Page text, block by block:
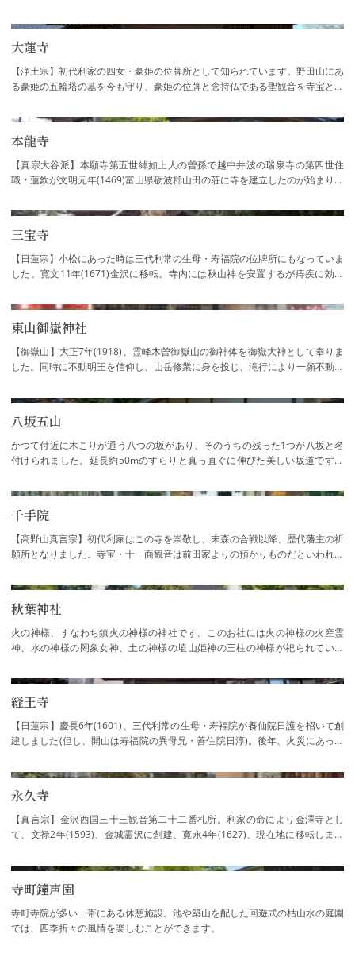
大蓮寺
【浄土宗】初代利家の四女・豪姫の位牌所として知られています。野田山にあ
る豪姫の五輪塔の墓を今も守り、豪姫の位牌と念持仏である聖観音を寺宝とし
本龍寺
【真宗大谷派】本願寺第五世綽如上人の曽孫で越中井波の瑞泉寺の第四世住
職・蓮欽が文明元年(1469)富山県砺波郡山田の荘に寺を建立したのが始まりで
三宝寺
【日蓮宗】小松にあった時は三代利常の生母・寿福院の位牌所にもなっていま
した。寛文11年(1671)金沢に移転。寺内には秋山神を安置するが痔疾に効験
東山御嶽神社
【御嶽山】大正7年(1918)、霊峰木曽御嶽山の御神体を御嶽大神として奉りま
した。同時に不動明王を信仰し、山岳修業に身を投じ、滝行により一願不動尊
八坂五山
かつて付近に木こりが通う八つの坂があり、そのうちの残った1つが八坂と名
付けられました。延長約50mのすらりと真っ直ぐに伸びた美しい坂道です。
千手院
【高野山真言宗】初代利家はこの寺を崇敬し、末森の合戦以降、歴代藩主の祈
願所となりました。寺宝・十一面観音は前田家よりの預かりものだといわれて
秋葉神社
火の神様、すなわち鎮火の神様の神社です。このお社には火の神様の火産霊
神、水の神様の罔象女神、土の神様の埴山姫神の三柱の神様が祀られていま
経王寺
【日蓮宗】慶長6年(1601)、三代利常の生母・寿福院が養仙院日護を招いて創
建しました(但し、開山は寿福院の異母兄・善住院日淳)。後年、火災にあった
永久寺
【真言宗】金沢西国三十三観音第二十二番札所。利家の命により金澤寺とし
て、文禄2年(1593)、金城霊沢に創建、寛永4年(1627)、現在地に移転しまし
寺町鐘声園
寺町寺院が多い一帯にある休憩施設。池や築山を配した回遊式の枯山水の庭園
では、四季折々の風情を楽しむことができます。